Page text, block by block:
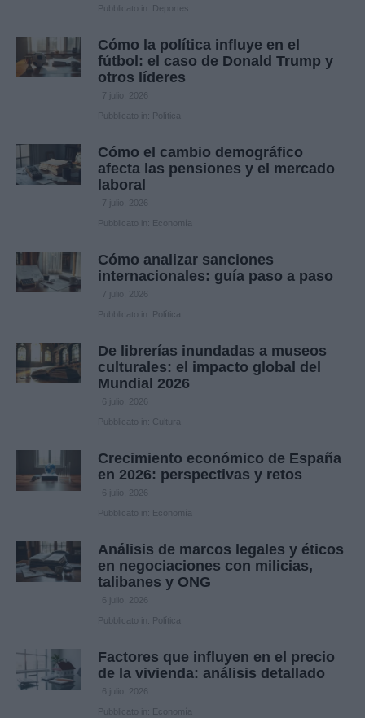
Pubblicato in: Deportes
Cómo la política influye en el
fútbol: el caso de Donald Trump y
otros líderes
7 julio, 2026
Pubblicato in: Política
Cómo el cambio demográfico
afecta las pensiones y el mercado
laboral
7 julio, 2026
Pubblicato in: Economía
Cómo analizar sanciones
internacionales: guía paso a paso
7 julio, 2026
Pubblicato in: Política
De librerías inundadas a museos
culturales: el impacto global del
Mundial 2026
Pubblicato in: Cultura
Crecimiento económico de España
en 2026: perspectivas y retos
Pubblicato in: Economía
Análisis de marcos legales y éticos
en negociaciones con milicias,
talibanes y ONG
Pubblicato in: Política
Factores que influyen en el precio
de la vivienda: análisis detallado
Pubblicato in: Economía